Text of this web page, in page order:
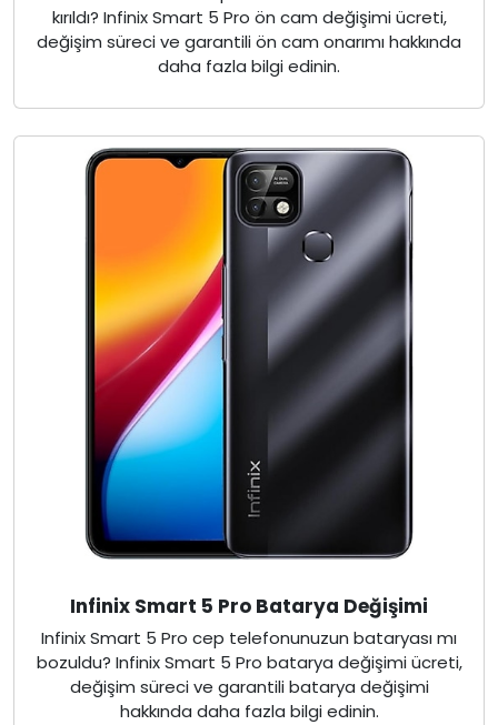
kırıldı? Infinix Smart 5 Pro ön cam değişimi ücreti,
değişim süreci ve garantili ön cam onarımı hakkında
daha fazla bilgi edinin.
Infinix Smart 5 Pro Batarya Değişimi
Infinix Smart 5 Pro cep telefonunuzun bataryası mı
bozuldu? Infinix Smart 5 Pro batarya değişimi ücreti,
değişim süreci ve garantili batarya değişimi
hakkında daha fazla bilgi edinin.